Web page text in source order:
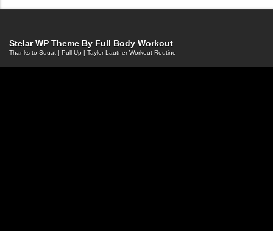
Stelar WP Theme By Full Body Workout
Thanks to Squat | Pull Up | Taylor Lautner Workout Routine